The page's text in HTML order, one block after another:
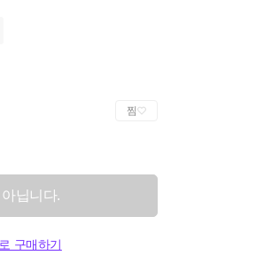
찜
닙니다.
구매하기